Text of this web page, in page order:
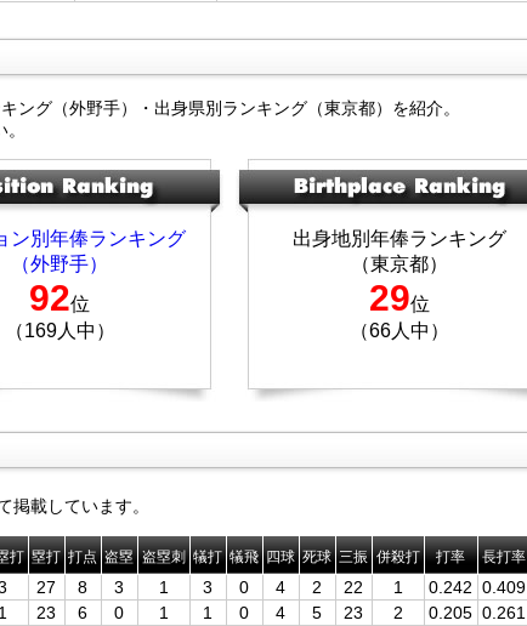
ング（外野手）・出身県別ランキング（東京都）を紹介。
ン別年俸ランキング
（外野手）
92位
（169人中）
出身地別年俸ランキング
（東京都）
29位
（66人中）
載しています。
打 塁打 打点 盗塁 盗塁刺 犠打 犠飛 四球 死球 三振 併殺打 打率 長打率
27 8 3 1 3 0 4 2 22 1 0.242 0.409
1 23 6 0 1 1 0 4 5 23 2 0.205 0.261